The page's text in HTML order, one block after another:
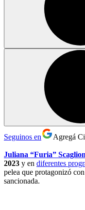
Seguinos en Agregá
Juliana “Furia”
2023 y en diferentes
pelea que protagonizó con
sancionada.